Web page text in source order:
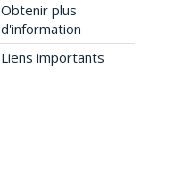
Obtenir plus
d'information
Liens importants